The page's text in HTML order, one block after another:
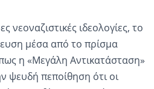
νεοναζιστικές ιδεολογίες, το
μέσα από το πρίσμα
η «Μεγάλη Αντικατάσταση»
ψευδή πεποίθηση ότι οι